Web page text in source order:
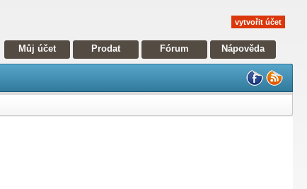
vytvořit účet
Můj účet Prodat Fórum Nápověda